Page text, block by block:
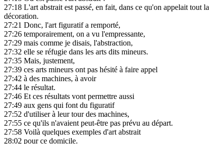
27:18 L'art abstrait est passé, en fait, dans ce qu'on appelait tout la
décoration.
27:21 Donc, l'art figuratif a remporté,
27:26 temporairement, on a vu l'empressante,
27:29 mais comme je disais, l'abstraction,
27:32 elle se réfugie dans les arts dits mineurs.
27:35 Mais, justement,
27:39 ces arts mineurs ont pas hésité à faire appel
27:42 à des machines, à avoir
27:44 le résultat.
27:46 Et ces résultats vont permettre aussi
27:49 aux gens qui font du figuratif
27:52 d'utiliser à leur tour des machines,
27:55 ce qu'ils n'avaient peut-être pas prévu au départ.
27:58 Voilà quelques exemples d'art abstrait
28:02 pour ce domicile.